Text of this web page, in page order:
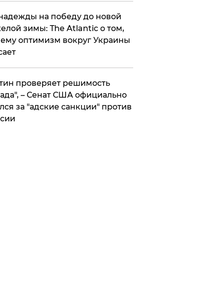
на победу до новой
зимы: The Atlantic о том,
оптимизм вокруг Украины
проверяет решимость
– Сенат США официально
за "адские санкции" против